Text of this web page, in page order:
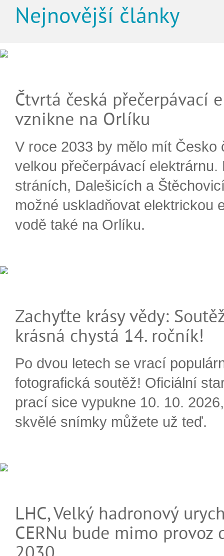
Nejnovější články
Čtvrtá česká přečerpávací
vznikne na Orlíku
V roce 2033 by mělo mít Česko
velkou přečerpávací elektrárnu.
stráních, Dalešicích a
možné uskladňovat elektrickou
vodě také na Orlíku.
Zachyťte krásy vědy:
krásná chystá 14. ročník!
Po dvou letech se vrací
fotografická soutěž! Oficiální
prací sice vypukne 10. 10.
skvělé snímky můžete už teď.
LHC, Velký hadronový
CERNu bude mimo provoz